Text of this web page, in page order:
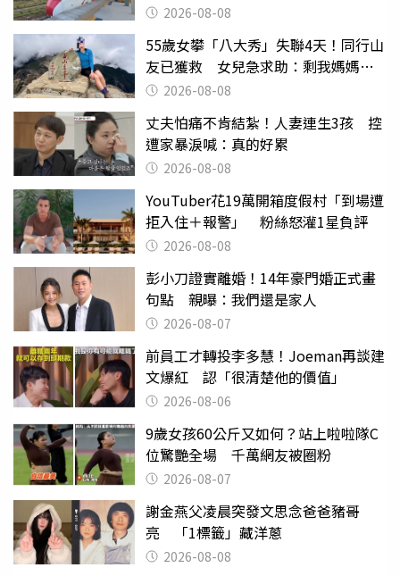
2026-08-08
55歲女攀「八大秀」失聯4天！同行山
友已獲救 女兒急求助：剩我媽媽還
沒找到
2026-08-08
丈夫怕痛不肯結紮！人妻連生3孩 控
遭家暴淚喊：真的好累
2026-08-08
YouTuber花19萬開箱度假村「到場遭
拒入住＋報警」 粉絲怒灌1星負評
2026-08-08
彭小刀證實離婚！14年豪門婚正式畫
句點 親曝：我們還是家人
2026-08-07
前員工才轉投李多慧！Joeman再談建
文爆紅 認「很清楚他的價值」
2026-08-06
9歲女孩60公斤又如何？站上啦啦隊C
位驚艷全場 千萬網友被圈粉
2026-08-07
謝金燕父凌晨突發文思念爸爸豬哥
亮 「1標籤」藏洋蔥
2026-08-08